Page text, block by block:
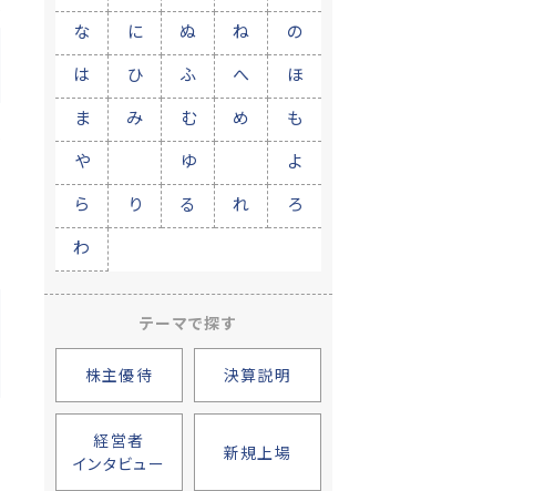
な に ぬ ね の
は ひ ふ へ ほ
ま み む め も
や ゆ よ
ら り る れ ろ
わ
テーマで探す
株主優待 決算説明
経営者
インタビュー
新規上場